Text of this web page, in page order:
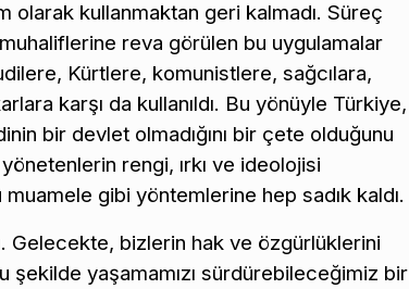
kullanmaktan geri kalmadı. Süreç
reva görülen bu uygulamalar
Kürtlere, komunistlere, sağcılara,
karşı da kullanıldı. Bu yönüyle Türkiye,
bir devlet olmadığını bir çete olduğunu
rengi, ırkı ve ideolojisi
gibi yöntemlerine hep sadık kaldı.
Gelecekte, bizlerin hak ve özgürlüklerini
şekilde yaşamamızı sürdürebileceğimiz bir